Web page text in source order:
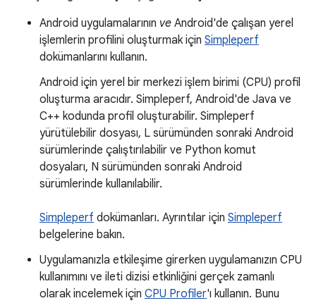
Android uygulamalarının ve Android'de çalışan yerel
işlemlerin profilini oluşturmak için Simpleperf
dokümanlarını kullanın.
Android için yerel bir merkezi işlem birimi (CPU) profil
oluşturma aracıdır. Simpleperf, Android'de Java ve
C++ kodunda profil oluşturabilir. Simpleperf
yürütülebilir dosyası, L sürümünden sonraki Android
sürümlerinde çalıştırılabilir ve Python komut
dosyaları, N sürümünden sonraki Android
sürümlerinde kullanılabilir.
Simpleperf dokümanları. Ayrıntılar için Simpleperf
belgelerine bakın.
Uygulamanızla etkileşime girerken uygulamanızın CPU
kullanımını ve ileti dizisi etkinliğini gerçek zamanlı
olarak incelemek için CPU Profiler'ı kullanın. Bunu